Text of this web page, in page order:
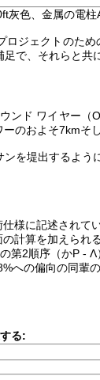
色、金属の電
ジェクトのた
で、それらと共
ド ワイヤー
のおよそ7kmそ
を堤出するよう
様に記述されて
計算を加えられる
2順序（かP -
への偏向の同輩の
る: